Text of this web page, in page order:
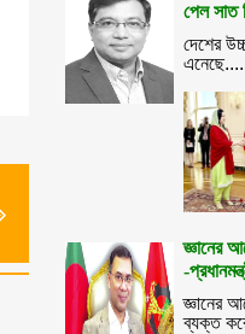
পেল সাত
দেশের
জ্ঞানের
-
জ্ঞানের
ব্যক্ত